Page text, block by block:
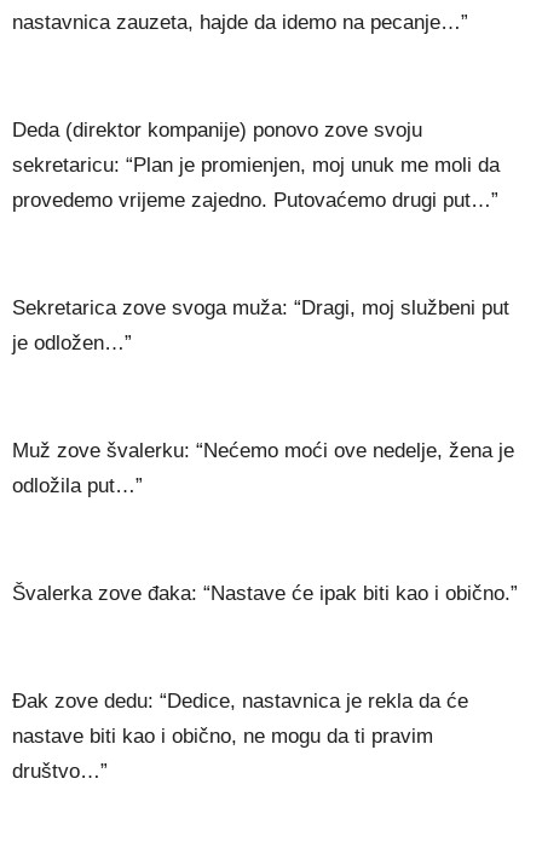
nastavnica zauzeta, hajde da idemo na pecanje…”
Deda (direktor kompanije) ponovo zove svoju
sekretaricu: “Plan je promienjen, moj unuk me moli da
provedemo vrijeme zajedno. Putovaćemo drugi put…”
Sekretarica zove svoga muža: “Dragi, moj službeni put
je odložen…”
Muž zove švalerku: “Nećemo moći ove nedelje, žena je
odložila put…”
Švalerka zove đaka: “Nastave će ipak biti kao i obično.”
Đak zove dedu: “Dedice, nastavnica je rekla da će
nastave biti kao i obično, ne mogu da ti pravim
društvo…”